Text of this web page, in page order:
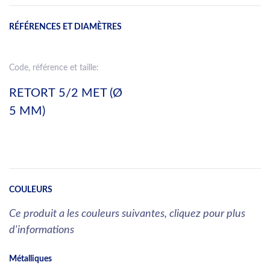
RÉFÉRENCES ET DIAMÈTRES
Code, référence et taille:
RETORT 5/2 MET (Ø
5 MM)
COULEURS
Ce produit a les couleurs suivantes, cliquez pour plus
d'informations
Métalliques